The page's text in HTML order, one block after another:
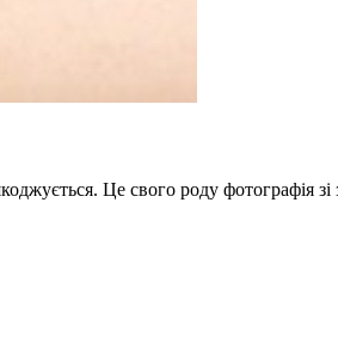
Це свого роду фотографія